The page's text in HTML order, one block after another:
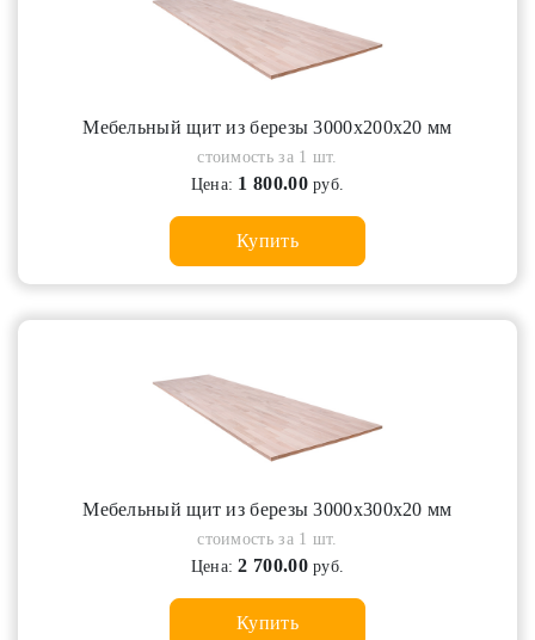
Мебельный щит из березы 3000х200х20 мм
стоимость за 1 шт.
Цена: 1 800.00руб.
Купить
Мебельный щит из березы 3000х300х20 мм
стоимость за 1 шт.
Цена:2 700.00руб.
Купить